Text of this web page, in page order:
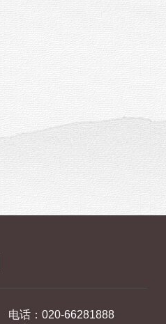
电话：020-66281888